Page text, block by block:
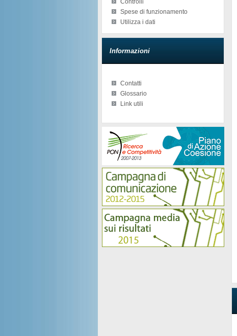
Controlli
Spese di funzionamento
Utilizza i dati
Informazioni
Contatti
Glossario
Link utili